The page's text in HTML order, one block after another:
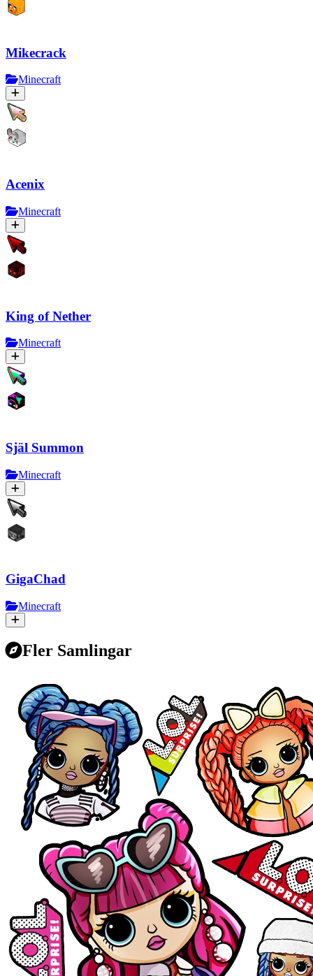
Mikecrack
Minecraft
Acenix
Minecraft
King of Nether
Minecraft
Själ Summon
Minecraft
GigaChad
Minecraft
Fler Samlingar